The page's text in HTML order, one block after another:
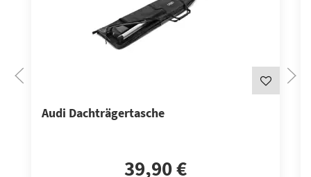
Audi Dachträgertasche
39,90 €